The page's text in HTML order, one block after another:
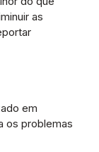
as
em
os problemas